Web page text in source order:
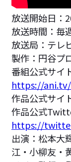
放送開始日：
放送時間：毎
放送局：テレ
製作：円谷プ
番組公式サイ
https://
作品公式サイ
作品公式
https://
出演：松本大
江・小柳友・